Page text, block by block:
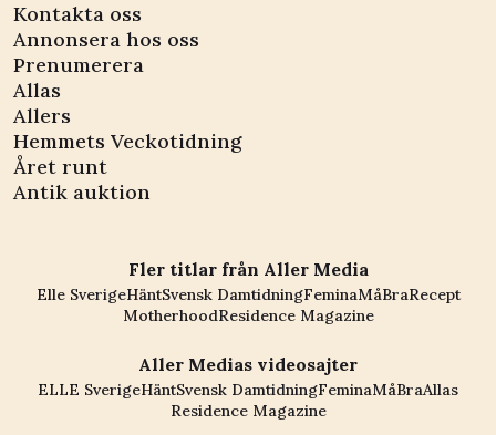
Kontakta oss
Annonsera hos oss
Prenumerera
Allas
Allers
Hemmets Veckotidning
Året runt
Antik auktion
Fler titlar från Aller Media
Elle SverigeHäntSvensk DamtidningFeminaMåBraRecept
MotherhoodResidence Magazine
Aller Medias videosajter
ELLE SverigeHäntSvensk DamtidningFeminaMåBraAllas
Residence Magazine